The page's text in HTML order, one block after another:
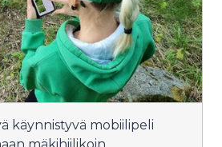
käynnistyvä mobiilipeli